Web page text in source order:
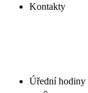
Kontakty
Úřední hodiny